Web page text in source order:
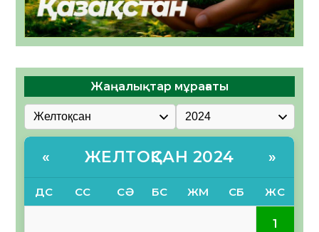
Жаңалықтар мұрағаты
« ЖЕЛТОҚСАН 2024 »
ДС СС СӘ БС ЖМ СБ ЖС
1